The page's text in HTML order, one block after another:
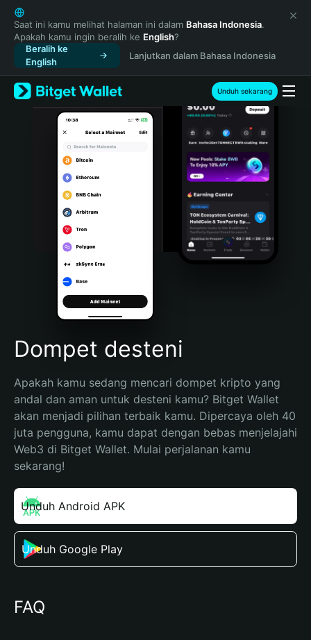
English
日本語
Tiếng Việt
Русский
Español (Latinoamérica)
Türkçe
Italiano
Português (Portugal)
Bahasa Indonesia
Português (Brasil)
Español (Argentina)
Saat ini kamu melihat halaman ini dalam Bahasa Indonesia.
Apakah kamu ingin beralih ke English?
Beralih ke
English
Lanjutkan dalam Bahasa Indonesia
Unduh sekarang
Dompet desteni
Apakah kamu sedang mencari dompet kripto yang
andal dan aman untuk desteni kamu? Bitget Wallet
akan menjadi pilihan terbaik kamu. Dipercaya oleh 40
juta pengguna, kamu dapat dengan bebas menjelajahi
Web3 di Bitget Wallet. Mulai perjalanan kamu
sekarang!
Unduh Android APK
Unduh Google Play
FAQ